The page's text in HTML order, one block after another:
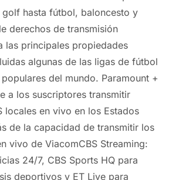
golf hasta fútbol, ​​baloncesto y
derechos de transmisión
las principales propiedades
algunas de las ligas de fútbol
del mundo. Paramount +
a los suscriptores transmitir
locales en vivo en los Estados
de la capacidad de transmitir los
vivo de ViacomCBS Streaming:
24/7, CBS Sports HQ para
deportivos y ET Live para